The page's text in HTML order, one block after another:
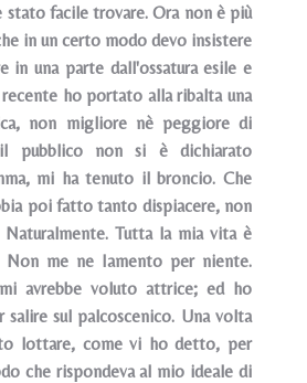
stato facile trovare. Ora non è più
in un certo modo devo insistere
in una parte dall'ossatura esile e
ho portato alla ribalta una
non migliore nè peggiore di
pubblico non si è dichiarato
mi ha tenuto il broncio. Che
poi fatto tanto dispiacere, non
Tutta la mia vita è
Non me ne Iamento per niente.
avrebbe voluto attrice; ed ho
sul palcoscenico. Una volta
lottare, come vi ho detto, per
che rispondeva al mio ideale di